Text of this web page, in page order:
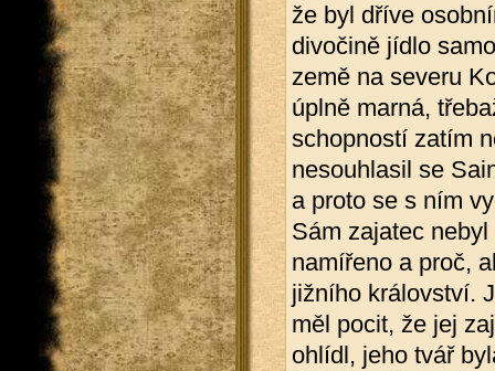
že byl dříve
divočině jídlo
země na severu
úplně marná,
schopností zatím
nesouhlasil se
a proto se s ním
Sám zajatec
namířeno a proč,
jižního království.
měl pocit, že jej
ohlídl, jeho tvář